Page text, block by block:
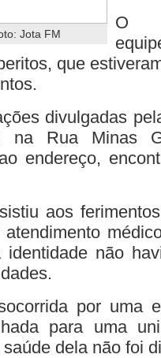
Jota FM
O
que
divulgadas
na Rua Minas
endereço,
aos
identidade não
por uma
para uma
dela não foi